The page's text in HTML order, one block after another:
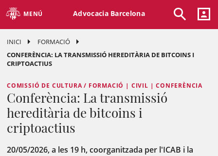
MENÚ Advocacia Barcelona
INICI
FORMACIÓ
CONFERÈNCIA: LA TRANSMISSIÓ HEREDITÀRIA DE BITCOINS I
CRIPTOACTIUS
COMISSIÓ DE CULTURA / FORMACIÓ | CIVIL | CONFERÈNCIA
Conferència: La transmissió
hereditària de bitcoins i
criptoactius
20/05/2026, a les 19 h, coorganitzada per l'ICAB i la